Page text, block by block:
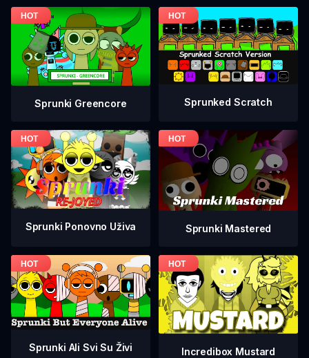
Sprunki Greencore Sprunked Scratch
Sprunki Ponovno Uživa Sprunki Mastered
Sprunki Ali Svi Su Živi Incredibox Mustard